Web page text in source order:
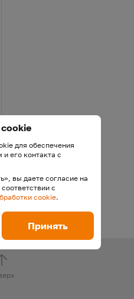
пар
для обеспечения
его контакта с
вы даете согласие на
с
cookie.
Принять